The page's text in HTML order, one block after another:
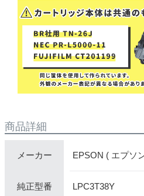
商品詳細
メーカー EPSON ( エプソ
純正型番 LPC3T38Y